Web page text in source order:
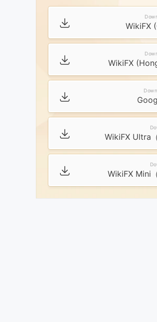
WikiFX
WikiFX
WikiFX Ultra
WikiFX Mini